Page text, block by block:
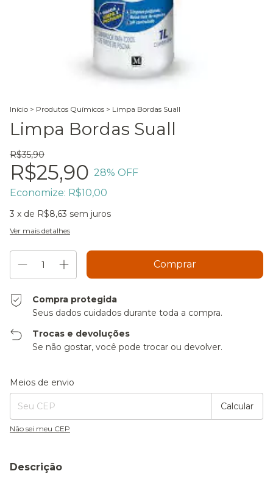
Início > Produtos Químicos > Limpa Bordas Suall
Limpa Bordas Suall
R$35,90
R$25,90 28% OFF
Economize: R$10,00
3 x de R$8,63 sem juros
Ver mais detalhes
Compra protegida
Seus dados cuidados durante toda a compra.
Trocas e devoluções
Se não gostar, você pode trocar ou devolver.
Entregas para o CEP:
Meios de envio
Calcular
Não sei meu CEP
Descrição